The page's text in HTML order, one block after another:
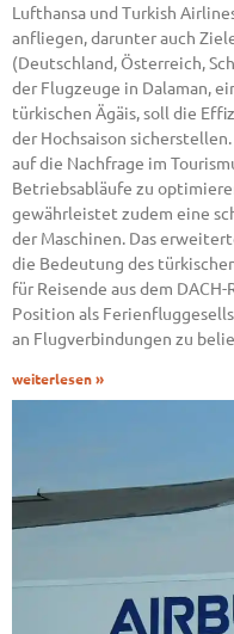
Lufthansa und Turkish
anfliegen, darunter auch
(Deutschland, Österreich,
der Flugzeuge in Dalaman,
türkischen Ägäis, soll die
der Hochsaison
auf die Nachfrage im
Betriebsabläufe zu
gewährleistet zudem eine
der Maschinen. Das
die Bedeutung des
für Reisende aus dem
Position als
an Flugverbindungen zu
weiterlesen »